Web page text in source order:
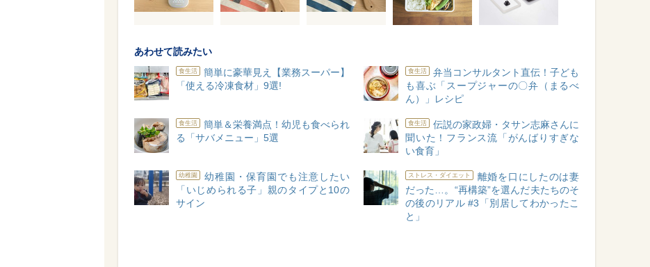
あわせて読みたい
食生活
簡単に豪華見え【業務スーパー】
「使える冷凍食材」9選!
食生活
弁当コンサルタント直伝！子ども
も喜ぶ「スープジャーの〇弁（まるべ
ん）」レシピ
食生活
簡単＆栄養満点！幼児も食べられ
る「サバメニュー」5選
食生活
伝説の家政婦・タサン志麻さんに
聞いた！フランス流「がんばりすぎな
い食育」
幼稚園
幼稚園・保育園でも注意したい
「いじめられる子」親のタイプと10の
サイン
ストレス・ダイエット
離婚を口にしたのは妻
だった…。“再構築”を選んだ夫たちのそ
の後のリアル #3「別居してわかったこ
と」